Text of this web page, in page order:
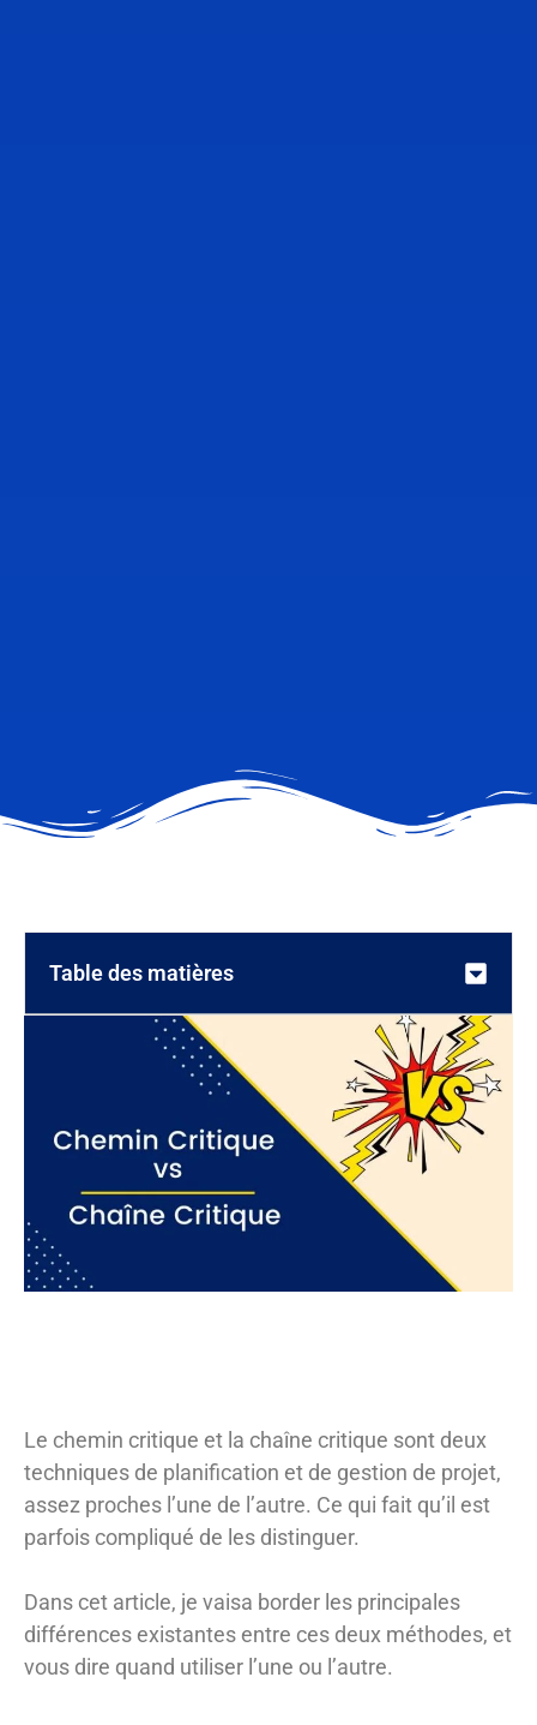
Table des matières
Le chemin critique et la chaîne critique sont deux
techniques de planification et de gestion de projet,
assez proches l’une de l’autre. Ce qui fait qu’il est
parfois compliqué de les distinguer.
Dans cet article, je vaisa border les principales
différences existantes entre ces deux méthodes, et
vous dire quand utiliser l’une ou l’autre.